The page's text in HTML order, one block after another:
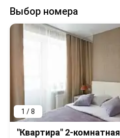
Выбор номера
1 / 8
"Квартира" 2-комнатная